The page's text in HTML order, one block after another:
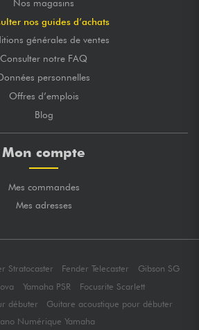
Nos magasins
nos guides d’achats
générales de ventes
Consulter notre FAQ
personnelles
Offres d’emplois
Blog
Mon compte
Mes commandes
Mes adresses
Stratocaster Fender Telecaster
Gibson SG
Yamaha PSR
Focusrite Scarlett
débuter
Guitare acoustique pour débuter
Numérique Yamaha